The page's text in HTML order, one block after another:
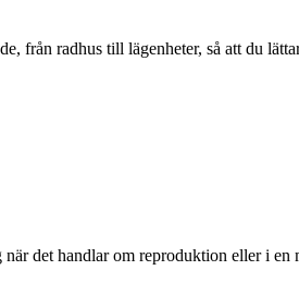
från radhus till lägenheter, så att du
det handlar om reproduktion eller i